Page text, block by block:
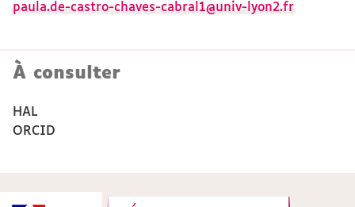
paula.de-castro-chaves-cabral1@univ-lyon2.fr
À consulter
HAL
ORCID